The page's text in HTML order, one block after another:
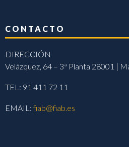
CONTACTO
DIRECCIÓN
Velázquez, 64 – 3ª Planta 28001 |
TEL: 91 411 72 11
EMAIL:fiab@fiab.es